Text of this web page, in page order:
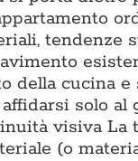
tendenze
della cucina
affidarsi solo
visiva
(o